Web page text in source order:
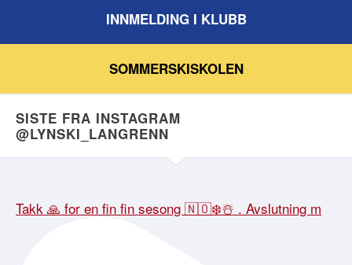
INNMELDING I KLUBB
SOMMERSKISKOLEN
SISTE FRA INSTAGRAM
@LYNSKI_LANGRENN
Takk 🙏 for en fin fin sesong 🇳🇴❄️☃️ . Avslutning m